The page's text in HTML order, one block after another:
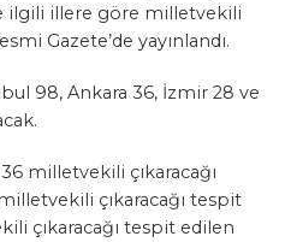
ilgili illere göre milletvekili
Gazete’de yayınlandı.
98, Ankara 36, İzmir 28 ve
milletvekili çıkaracağı
çıkaracağı tespit
çıkaracağı tespit edilen